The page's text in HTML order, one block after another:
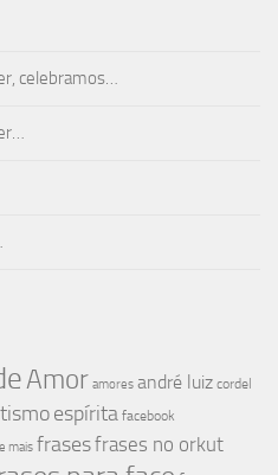
celebramos…
Amor amores andré luiz cordel
espírita facebook
mais frasesfrases no orkut